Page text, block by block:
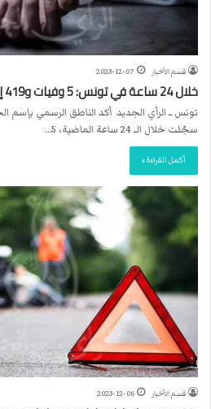
قسم الأخبار 2023-12-07
خلال 24 ساعة في تونس: 5 وفيات و419 إصابة
تونس ــ الرأي الجديد أكد الناطق الرسمي بإسم
سجّلت خلال الــ 24 ساعة الماضية، 5…
أكمل القراءة »
قسم الأخبار 2023-12-06